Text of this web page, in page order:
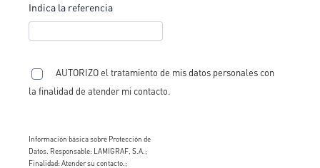
Indica la referencia
AUTORIZO el tratamiento de mis datos personales con
la finalidad de atender mi contacto.
Información básica sobre Protección de
Datos. Responsable: LAMIGRAF, S.A.;
Finalidad: Atender su contacto.;